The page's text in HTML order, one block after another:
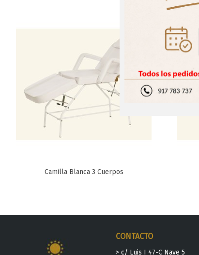
Favorito
Camilla Blanca 3 Cuerpos
CONTACTO
> c/ Luis I 47-C Nave 5